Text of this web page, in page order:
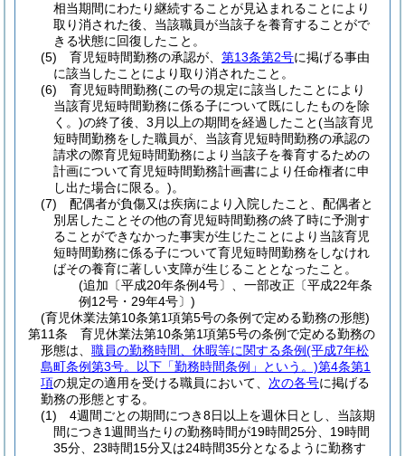
相当期間にわたり継続することが見込まれることにより
取り消された後、当該職員が当該子を養育することがで
きる状態に回復したこと。
(5)
育児短時間勤務の承認が、 第13条第2号に掲げる事由
に該当したことにより取り消されたこと。
(6)
育児短時間勤務(この号の規定に該当したことにより
当該育児短時間勤務に係る子について既にしたものを除
く。)の終了後、3月以上の期間を経過したこと(当該育児
短時間勤務をした職員が、当該育児短時間勤務の承認の
請求の際育児短時間勤務により当該子を養育するための
計画について育児短時間勤務計画書により任命権者に申
し出た場合に限る。)。
(7)
配偶者が負傷又は疾病により入院したこと、配偶者と
別居したことその他の育児短時間勤務の終了時に予測す
ることができなかった事実が生じたことにより当該育児
短時間勤務に係る子について育児短時間勤務をしなけれ
ばその養育に著しい支障が生じることとなったこと。
(追加〔平成20年条例4号〕、一部改正〔平成22年条
例12号・29年4号〕)
(育児休業法第10条第1項第5号の条例で定める勤務の形態)
第11条
育児休業法第10条第1項第5号の条例で定める勤務の
形態は、 職員の勤務時間、休暇等に関する条例(平成7年松
島町条例第3号。以下「勤務時間条例」という。)第4条第1
項の規定の適用を受ける職員において、 次の各号に掲げる
勤務の形態とする。
(1)
4週間ごとの期間につき8日以上を週休日とし、当該期
間につき1週間当たりの勤務時間が19時間25分、19時間
35分、23時間15分又は24時間35分となるように勤務す